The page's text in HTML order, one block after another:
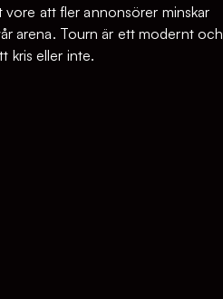
att fler annonsörer minskar
arena. Tourn är ett modernt och
kris eller inte.